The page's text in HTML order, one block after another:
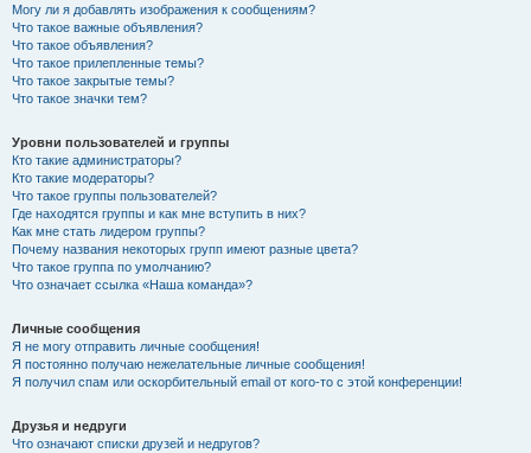
Могу ли я добавлять изображения к сообщениям?
Что такое важные объявления?
Что такое объявления?
Что такое прилепленные темы?
Что такое закрытые темы?
Что такое значки тем?
Уровни пользователей и группы
Кто такие администраторы?
Кто такие модераторы?
Что такое группы пользователей?
Где находятся группы и как мне вступить в них?
Как мне стать лидером группы?
Почему названия некоторых групп имеют разные цвета?
Что такое группа по умолчанию?
Что означает ссылка «Наша команда»?
Личные сообщения
Я не могу отправить личные сообщения!
Я постоянно получаю нежелательные личные сообщения!
Я получил спам или оскорбительный email от кого-то с этой конференции!
Друзья и недруги
Что означают списки друзей и недругов?